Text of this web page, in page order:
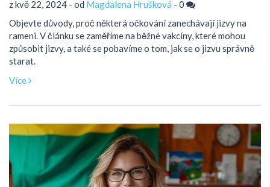
z kvě 22, 2024 - od Magdalena Hrušková - 0
Objevte důvody, proč některá očkování zanechávají jizvy na
rameni. V článku se zaměříme na běžné vakcíny, které mohou
způsobit jizvy, a také se pobavíme o tom, jak se o jizvu správně
starat.
Více